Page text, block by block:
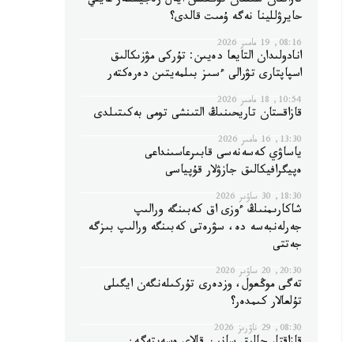
حايرۋللينا نەگە ۇمىت قالدى؟
08:16, 19 مامىر 2026
انادولىدان التايعا دەيىن: تۇركى مۋزىكالىق
اسپاپتارى تۋرالى ءسىز بىلمەيتىن دەرەكتەر
10:54, 18 مامىر 2026
قازاقستان تاريحىنىڭ التىنشى تومى بەكىتىلدى
13:30, 16 مامىر 2026
ياساۋي كەسەنەسى قابىرعاسىنداعى
ەپيگرافيكالىق جازۋلار قۇپياسى
18:30, 30 ساۋىر 2026
شاكارىمنىڭ ءوزى اق كەبىنگە ورالىپ
جەرلەنبەسە دە، سۋرەتى كەبىنگە ورالىپ بىزگە
جەتتى
20:30, 20 ساۋىر 2026
تەگى موڭعول، وزدەرى تۇركىلەنگەن ايگىلى
تۇلعالار كىمدەر؟
08:30, 29 ناۋرىز 2026